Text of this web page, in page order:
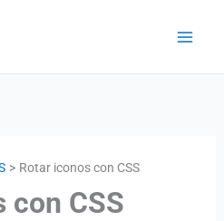
Rotar iconos con CSS
con CSS